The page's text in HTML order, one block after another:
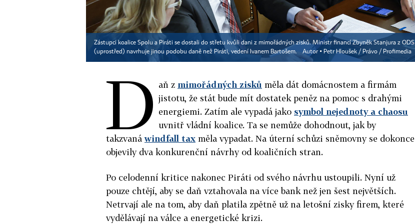
Zástupci koalice Spolu a Piráti se dostali do střetu kvůli dani z mimořádných zisků. Ministr financí Zbyněk Stanjura z ODS
(uprostřed) navrhuje jinou podobu daně než Piráti, vedení Ivanem Bartošem.
Autor ▪ Petr Hloušek / Právo / Profimedia
D aň z mimořádných zisků měla dát domácnostem a firmám
jistotu, že stát bude mít dostatek peněz na pomoc s drahými
energiemi. Zatím ale vypadá jako symbol nejednoty a chaosu
uvnitř vládní koalice. Ta se nemůže dohodnout, jak by
takzvanáwindfall tax měla vypadat. Na úterní schůzi sněmovny se dokonce
objevily dva konkurenční návrhy od koaličních stran.
Po celodenní kritice nakonec Piráti od svého návrhu ustoupili. Nyní už
pouze chtějí, aby se daň vztahovala na více bank než jen šest největších.
Netrvají ale na tom, aby daň platila zpětně už na letošní zisky firem, které
vydělávají na válce a energetické krizi.